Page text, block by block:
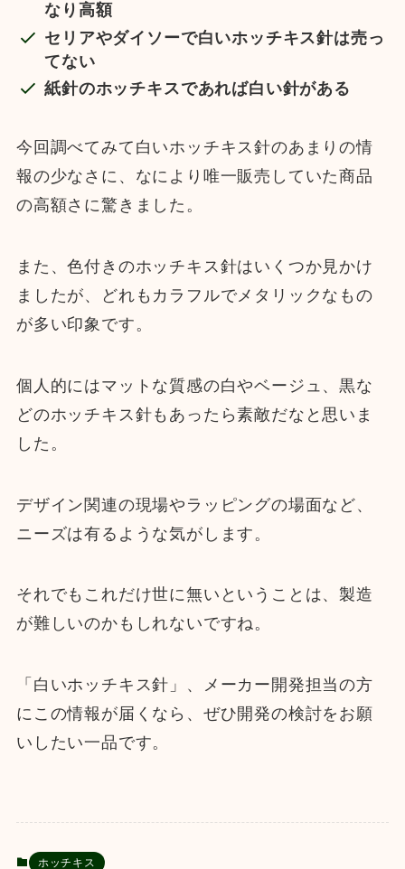
なり高額
セリアやダイソーで白いホッチキス針は売っ
てない
紙針のホッチキスであれば白い針がある
今回調べてみて白いホッチキス針のあまりの情
報の少なさに、なにより唯一販売していた商品
の高額さに驚きました。
また、色付きのホッチキス針はいくつか見かけ
ましたが、どれもカラフルでメタリックなもの
が多い印象です。
個人的にはマットな質感の白やベージュ、黒な
どのホッチキス針もあったら素敵だなと思いま
した。
デザイン関連の現場やラッピングの場面など、
ニーズは有るような気がします。
それでもこれだけ世に無いということは、製造
が難しいのかもしれないですね。
「白いホッチキス針」、メーカー開発担当の方
にこの情報が届くなら、ぜひ開発の検討をお願
いしたい一品です。
ホッチキス